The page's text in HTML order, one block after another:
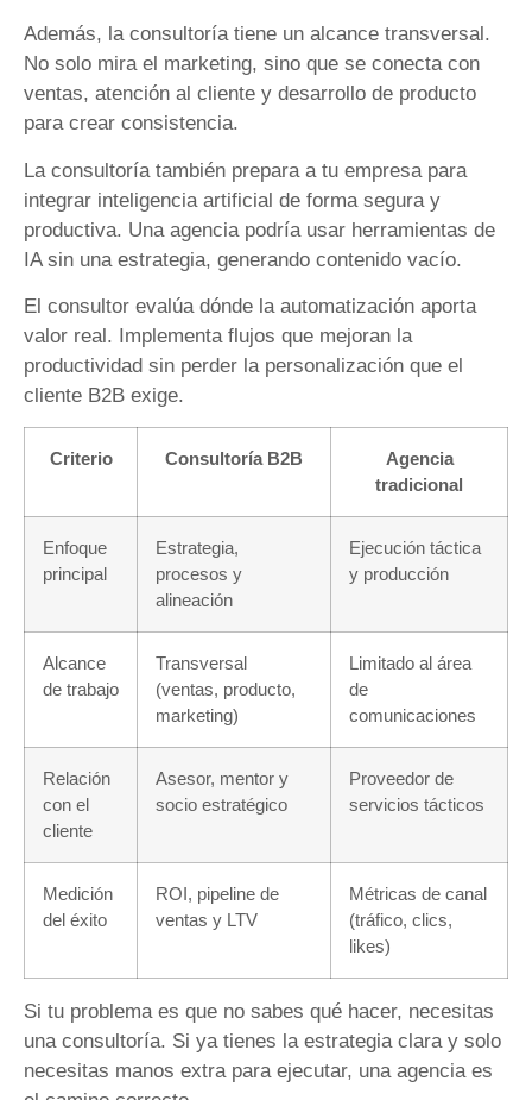
Además, la consultoría tiene un alcance transversal.
No solo mira el marketing, sino que se conecta con
ventas, atención al cliente y desarrollo de producto
para crear consistencia.
La consultoría también prepara a tu empresa para
integrar inteligencia artificial de forma segura y
productiva. Una agencia podría usar herramientas de
IA sin una estrategia, generando contenido vacío.
El consultor evalúa dónde la automatización aporta
valor real. Implementa flujos que mejoran la
productividad sin perder la personalización que el
cliente B2B exige.
Criterio Consultoría B2B
Agencia
tradicional
Enfoque
principal
Estrategia,
procesos y
alineación
Ejecución táctica
y producción
Alcance
de trabajo
Transversal
(ventas, producto,
marketing)
Limitado al área
de
comunicaciones
Relación
con el
cliente
Asesor, mentor y
socio estratégico
Proveedor de
servicios tácticos
Medición
del éxito
ROI, pipeline de
ventas y LTV
Métricas de canal
(tráfico, clics,
likes)
Si tu problema es que no sabes qué hacer, necesitas
una consultoría. Si ya tienes la estrategia clara y solo
necesitas manos extra para ejecutar, una agencia es